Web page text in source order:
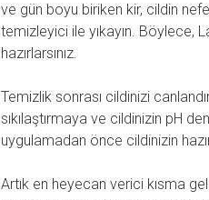
ve gün boyu biriken kir, cildin
temizleyici ile yıkayın. Böylece,
hazırlarsınız.
Temizlik sonrası cildinizi
sıkılaştırmaya ve cildinizin pH
uygulamadan önce cildinizin
Artık en heyecan verici kısma